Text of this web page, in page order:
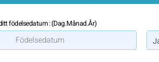
födelsedatum : (Dag.Månad.År)